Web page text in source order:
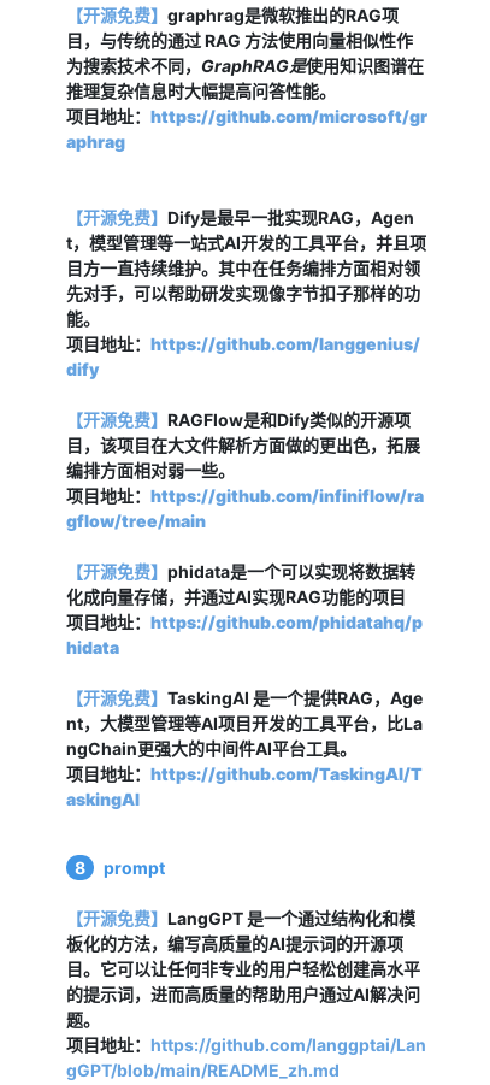
【开源免费】 graphrag是微软推出的RAG项
目，与传统的通过 RAG 方法使用向量相似性作
为搜索技术不同， GraphRAG是使用知识图谱在
推理复杂信息时大幅提高问答性能。
项目地址： https://github.com/microsoft/gr
aphrag
【开源免费】 Dify是最早一批实现RAG，Agen
t，模型管理等一站式AI开发的工具平台，并且项
目方一直持续维护。其中在任务编排方面相对领
先对手，可以帮助研发实现像字节扣子那样的功
能。
项目地址： https://github.com/langgenius/
dify
【开源免费】 RAGFlow是和Dify类似的开源项
目，该项目在大文件解析方面做的更出色，拓展
编排方面相对弱一些。
项目地址： https://github.com/infiniflow/ra
gflow/tree/main
【开源免费】 phidata是一个可以实现将数据转
化成向量存储，并通过AI实现RAG功能的项目
项目地址： https://github.com/phidatahq/p
hidata
【开源免费】 TaskingAI 是一个提供RAG，Age
nt，大模型管理等AI项目开发的工具平台，比La
ngChain更强大的中间件AI平台工具。
项目地址： https://github.com/TaskingAI/T
askingAI
8 prompt
【开源免费】 LangGPT 是一个通过结构化和模
板化的方法，编写高质量的AI提示词的开源项
目。它可以让任何非专业的用户轻松创建高水平
的提示词，进而高质量的帮助用户通过AI解决问
题。
项目地址： https://github.com/langgptai/Lan
gGPT/blob/main/README_zh.md